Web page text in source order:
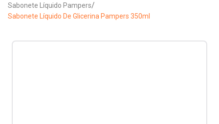
Sabonete Líquido Pampers/
Sabonete Líquido De Glicerina Pampers 350ml